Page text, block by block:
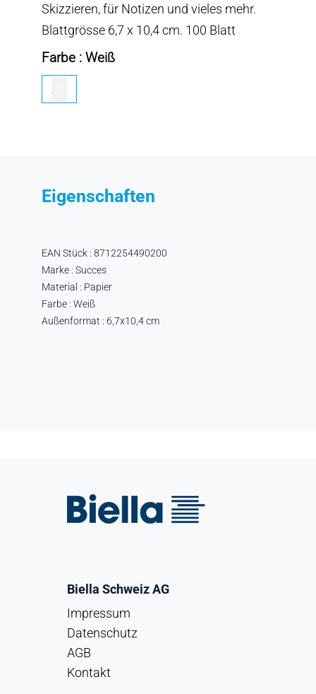
Skizzieren, für Notizen und vieles mehr.
Blattgrösse 6,7 x 10,4 cm. 100 Blatt
Farbe : Weiß
Eigenschaften
EAN Stück : 8712254490200
Marke : Succes
Material : Papier
Farbe : Weiß
Außenformat : 6,7x10,4 cm
Biella Schweiz AG
Impressum
Datenschutz
AGB
Kontakt